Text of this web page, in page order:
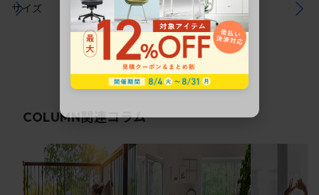
サイズ
COLUMN関連コラム